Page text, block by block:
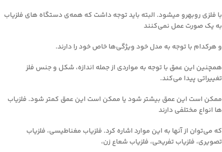
با فلزی روبه­رو میشود. البته باید توجه داشت که همه‌ی دستگاه های فلزیاب
به یک صورت عمل نمی‌کنند
و هرکدام با توجه به مدل خود ویژگی‌ها خاص خود را دارند.
همچنین این عمق با توجه به مواردی از جمله اندازه، شکل و جنس فلز
تغییراتی پیدا می‌کند.
ممکن است این عمق بیشتر شود یا ممکن است این عمق کمتر شود. فلزیاب
ها انواع مختلفی دارند
که می‌توان از آنها به این موارد اشاره کرد. فلزیاب مغناطیسی، فلزیاب
تصویری، فلزیاب تفریحی، فلزیاب شعاع زن،